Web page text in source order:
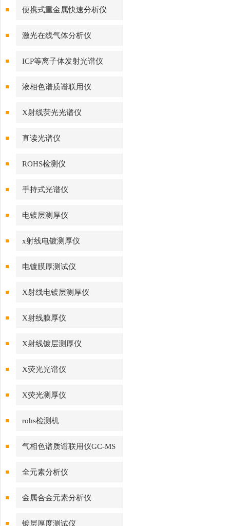
MS
便携式重金属快速分析仪
激光在线气体分析仪
ICP等离子体发射光谱仪
液相色谱质谱联用仪
X射线荧光光谱仪
直读光谱仪
ROHS检测仪
手持式光谱仪
电镀层测厚仪
x射线电镀测厚仪
电镀膜厚测试仪
X射线电镀层测厚仪
X射线膜厚仪
X射线镀层测厚仪
X荧光光谱仪
X荧光测厚仪
rohs检测机
气相色谱质谱联用仪GC-MS
全元素分析仪
金属合金元素分析仪
镀层厚度测试仪